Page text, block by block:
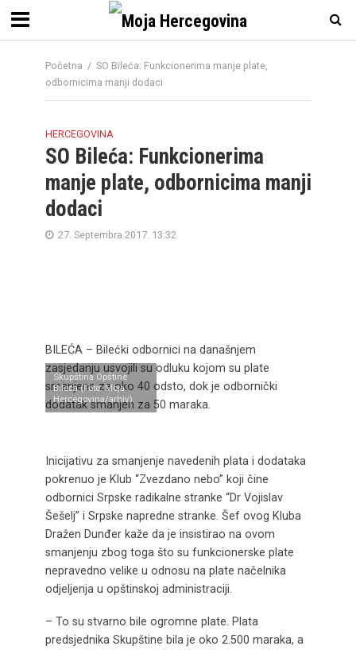
Početna / SO Bileća: Funkcionerima manje plate,
odbornicima manji dodaci
HERCEGOVINA
SO Bileća: Funkcionerima
manje plate, odbornicima manji
dodaci
27. Septembra 2017. 13:32
BILEĆA – Bilećki odbornici na današnjem
zasjedanju usvojili su odluku kojom su plate
smanjene za oko 40 odsto, dok je odbornički
dodatak smanjen za 50 maraka.
Skupština Opštine
Bileća (Foto: Moja
Hercegovina/arhiv)
Inicijativu za smanjenje navedenih plata i dodataka
pokrenuo je Klub “Zvezdano nebo” koji čine
odbornici Srpske radikalne stranke “Dr Vojislav
Šešelj” i Srpske napredne stranke. Šef ovog Kluba
Dražen Dunđer kaže da je insistirao na ovom
smanjenju zbog toga što su funkcionerske plate
nepravedno velike u odnosu na plate načelnika
odjeljenja u opštinskoj administraciji.
– To su stvarno bile ogromne plate. Plata
predsjednika Skupštine bila je oko 2.500 maraka, a